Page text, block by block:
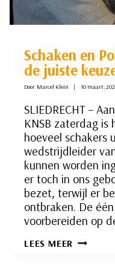
Schaken en
de juiste
Door Marcel Klein 10 maart,
SLIEDRECHT –
KNSB zaterdag
hoeveel schakers
wedstrijdleider
kunnen worden
er toch in ons
bezet, terwijl er
ontbraken. De
voorbereiden op
LEES MEER SCHAKEN